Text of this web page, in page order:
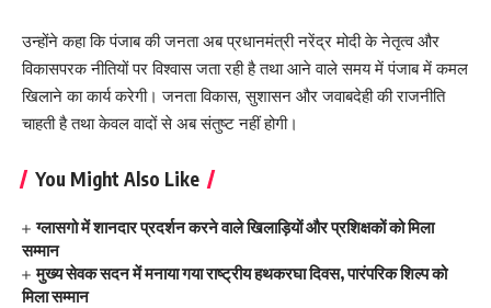
उन्होंने कहा कि पंजाब की जनता अब प्रधानमंत्री नरेंद्र मोदी के नेतृत्व और
विकासपरक नीतियों पर विश्वास जता रही है तथा आने वाले समय में पंजाब में कमल
खिलाने का कार्य करेगी। जनता विकास, सुशासन और जवाबदेही की राजनीति
चाहती है तथा केवल वादों से अब संतुष्ट नहीं होगी।
You Might Also Like
ग्लासगो में शानदार प्रदर्शन करने वाले खिलाड़ियों और प्रशिक्षकों को मिला
सम्मान
मुख्य सेवक सदन में मनाया गया राष्ट्रीय हथकरघा दिवस, पारंपरिक शिल्प को
मिला सम्मान